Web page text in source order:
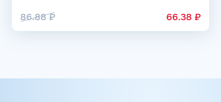
86.88₽ 66.38 ₽